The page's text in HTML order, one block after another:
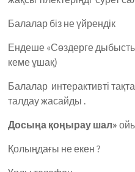
Балалар біз не үйрендік
Ендеше «Сөздерге
кеме ұшақ)
Балалар интерактивті
талдау жасайды .
Досыңа қоңырау шал»
Қолыңдағы не екен ?